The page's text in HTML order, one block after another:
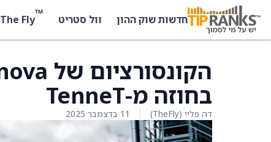
חדשות שוק ההון וול סטריט ™
The Fly
בחוזה מ-TenneT
דה פליי (TheFly) 11 בדצמבר 2025